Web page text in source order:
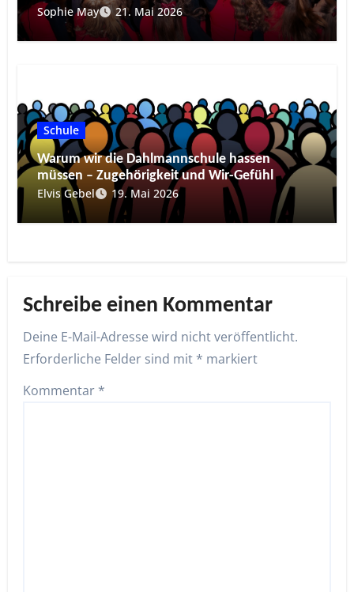
Sophie May
21. Mai 2026
Schule
Warum wir die Dahlmannschule hassen
müssen – Zugehörigkeit und Wir-Gefühl
Elvis Gebel
19. Mai 2026
Schreibe einen Kommentar
Deine E-Mail-Adresse wird nicht veröffentlicht.
Erforderliche Felder sind mit * markiert
Kommentar *